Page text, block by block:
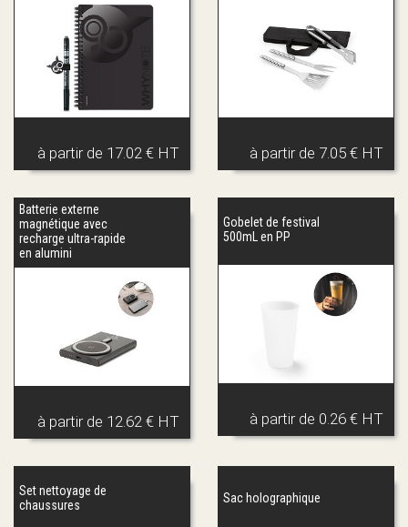
à partir de 17.02 € HT à partir de 7.05 € HT
Batterie externe
magnétique avec
recharge ultra-rapide
en alumini
à partir de 12.62 € HT
Gobelet de festival
500mL en PP
à partir de 0.26 € HT
Set nettoyage de
chaussures
Sac holographique